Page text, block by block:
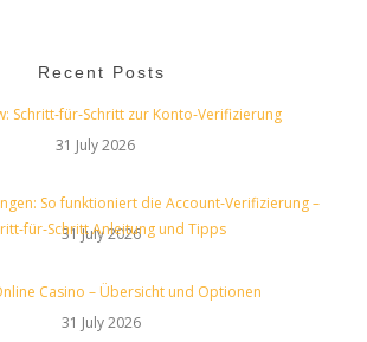
Recent Posts
Schritt‑für‑Schritt zur Konto‑Verifizierung
31 July 2026
So funktioniert die Account‑Verifizierung –
Anleitung und Tipps
31 July 2026
Casino – Übersicht und Optionen
31 July 2026